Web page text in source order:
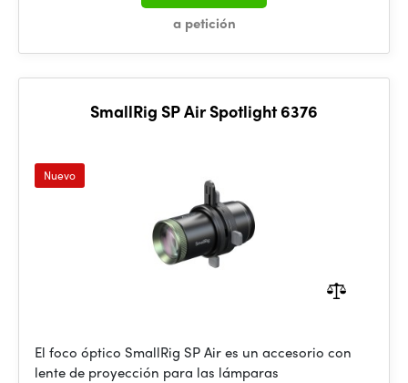
a petición
SmallRig SP Air Spotlight 6376
Nuevo
El foco óptico SmallRig SP Air es un accesorio con
lente de proyección para las lámparas